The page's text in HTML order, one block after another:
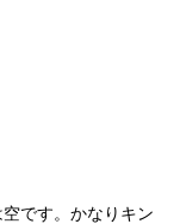
です。かなりキン